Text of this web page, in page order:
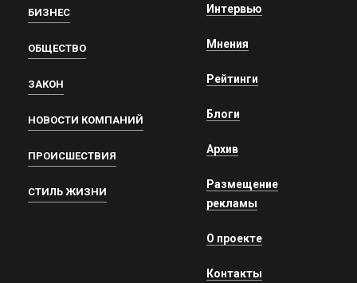
БИЗНЕС
ОБЩЕСТВО
ЗАКОН
НОВОСТИ КОМПАНИЙ
ПРОИСШЕСТВИЯ
СТИЛЬ ЖИЗНИ
Интервью
Мнения
Рейтинги
Блоги
Архив
Размещение
рекламы
О проекте
Контакты